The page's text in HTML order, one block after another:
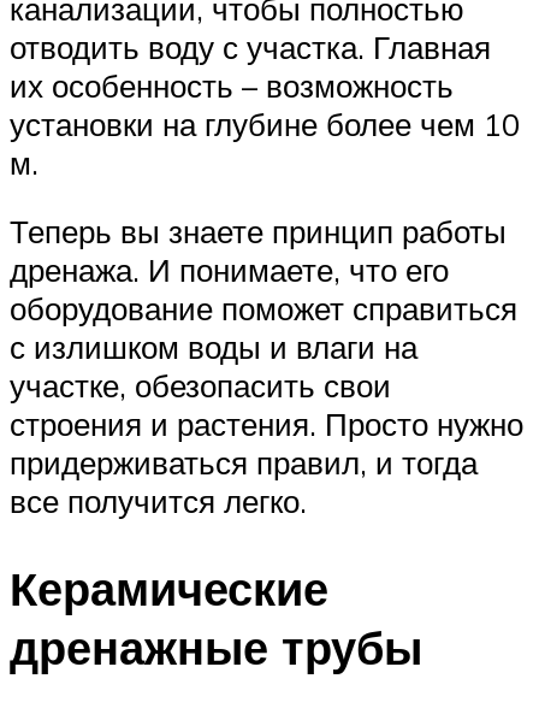
канализации, чтобы полностью
отводить воду с участка. Главная
их особенность – возможность
установки на глубине более чем 10
м.
Теперь вы знаете принцип работы
дренажа. И понимаете, что его
оборудование поможет справиться
с излишком воды и влаги на
участке, обезопасить свои
строения и растения. Просто нужно
придерживаться правил, и тогда
все получится легко.
Керамические
дренажные трубы